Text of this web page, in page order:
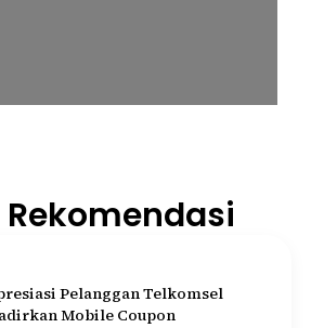
Pelanggan Telkomsel
Mobile Coupon